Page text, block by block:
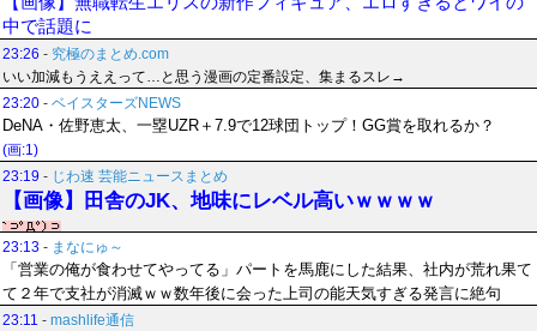
中で話題に
23:26 - 究極のまとめ.com
いい加減もうええって…と思う漫画の定番設定、集まるスレ→
23:20 - ベイスターズNEWS
DeNA・佐野恵太、一塁UZR＋7.9で12球団トップ！GG賞を取れるか？
(画:1)
23:19 - じわ速 芸能ニュースまとめ
【画像】田舎のJK、地味にレベル高いｗｗｗｗ
23:13 - まなにゅ～
「営業の俺が食わせてやってる」パートを馬鹿にした結果、社内が荒れ果て
て２年で支社が消滅ｗｗ数年後に会った上司の能天気すぎる発言に絶句
23:11 - mashlife通信